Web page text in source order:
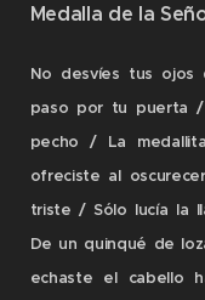
Medalla de la
No desvíes tus ojos
paso por tu puerta /
pecho / La
ofreciste al
triste / Sólo lucía la
De un quinqué de
echaste el cabello